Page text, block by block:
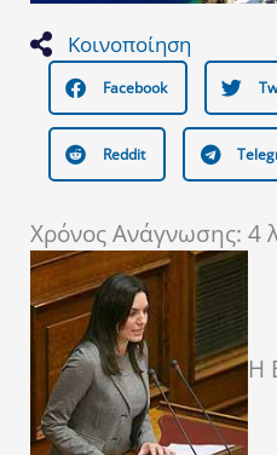
Κοινοποίηση
Facebook
Reddit
Χρόνος Ανάγνωσης: 4
Η